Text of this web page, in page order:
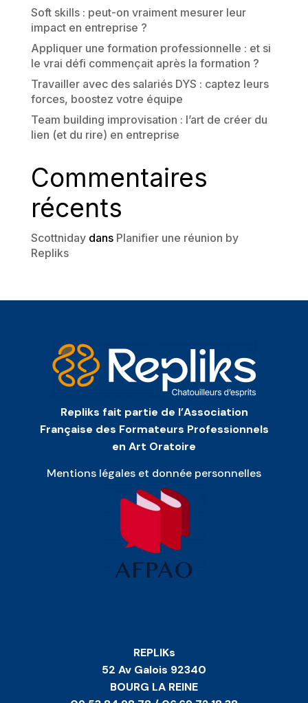
Soft skills : peut-on vraiment mesurer leur
impact en entreprise ?
Appliquer une formation professionnelle : et si
le vrai défi commençait après la formation ?
Travailler avec des salariés DYS : captez leurs
forces, boostez votre équipe
Team building improvisation : l’art de créer du
lien (et du rire) en entreprise
Commentaires
récents
Scottnidaydans Planifier une réunion by
Repliks
Repliks fait partie de l’Association
Française des Formateurs Professionnels
en Art Oratoire
Mentions légales et donnée personnelles
REPLIKs
52 Av Galois 92340
BOURG LA REINE